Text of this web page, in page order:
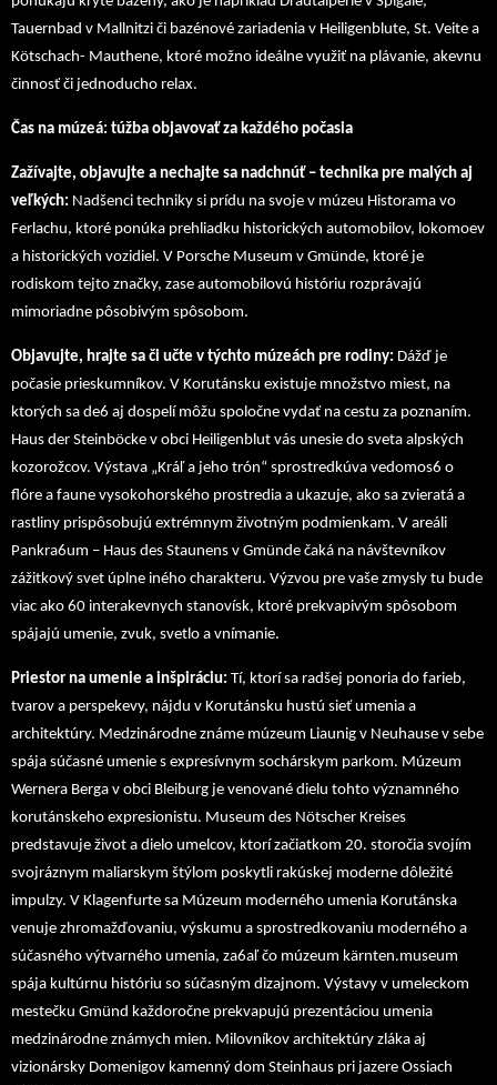
Tauernbad v Mallnitzi či bazénové zariadenia v Heiligenblute, St. Veite a
Kötschach- Mauthene, ktoré možno ideálne využiť na plávanie, akevnu
činnosť či jednoducho relax.
Čas na múzeá: túžba objavovať za každého počasia
Zažívajte, objavujte a nechajte sa nadchnúť – technika pre malých aj
veľkých: Nadšenci techniky si prídu na svoje v múzeu Historama vo
Ferlachu, ktoré ponúka prehliadku historických automobilov, lokomoev
a historických vozidiel. V Porsche Museum v Gmünde, ktoré je
rodiskom tejto značky, zase automobilovú históriu rozprávajú
mimoriadne pôsobivým spôsobom.
Objavujte, hrajte sa či učte v týchto múzeách pre rodiny: Dážď je
počasie prieskumníkov. V Korutánsku existuje množstvo miest, na
ktorých sa de6 aj dospelí môžu spoločne vydať na cestu za poznaním.
Haus der Steinböcke v obci Heiligenblut vás unesie do sveta alpských
kozorožcov. Výstava „Kráľ a jeho trón“ sprostredkúva vedomos6 o
flóre a faune vysokohorského prostredia a ukazuje, ako sa zvieratá a
rastliny prispôsobujú extrémnym životným podmienkam. V areáli
Pankra6um – Haus des Staunens v Gmünde čaká na návštevníkov
zážitkový svet úplne iného charakteru. Výzvou pre vaše zmysly tu bude
viac ako 60 interakevnych stanovísk, ktoré prekvapivým spôsobom
spájajú umenie, zvuk, svetlo a vnímanie.
Priestor na umenie a inšpiráciu: Tí, ktorí sa radšej ponoria do farieb,
tvarov a perspekevy, nájdu v Korutánsku hustú sieť umenia a
architektúry. Medzinárodne známe múzeum Liaunig v Neuhause v sebe
spája súčasné umenie s expresívnym sochárskym parkom. Múzeum
Wernera Berga v obci Bleiburg je venované dielu tohto významného
korutánskeho expresionistu. Museum des Nötscher Kreises
predstavuje život a dielo umelcov, ktorí začiatkom 20. storočia svojím
svojráznym maliarskym štýlom poskytli rakúskej moderne dôležité
impulzy. V Klagenfurte sa Múzeum moderného umenia Korutánska
venuje zhromažďovaniu, výskumu a sprostredkovaniu moderného a
súčasného výtvarného umenia, za6aľ čo múzeum kärnten.museum
spája kultúrnu históriu so súčasným dizajnom. Výstavy v umeleckom
mestečku Gmünd každoročne prekvapujú prezentáciou umenia
medzinárodne známych mien. Milovníkov architektúry zláka aj
vizionársky Domenigov kamenný dom Steinhaus pri jazere Ossiach